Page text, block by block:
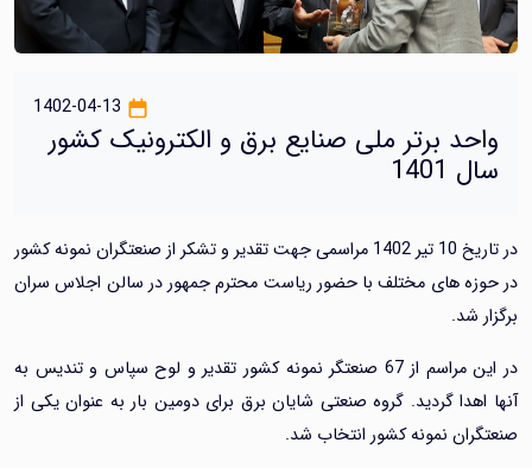
واحد برتر ملی صنایع برق و الکترونیک کشور
سال 1401
در تاریخ 10 تیر 1402 مراسمی جهت تقدیر و تشکر از صنعتگران نمونه کشور
در حوزه های مختلف با حضور ریاست محترم جمهور در سالن اجلاس سران
برگزار شد.
در این مراسم از 67 صنعتگر نمونه کشور تقدیر و لوح سپاس و تندیس به
آنها اهدا گردید. گروه صنعتی شایان برق برای دومین بار به عنوان یکی از
صنعتگران نمونه کشور انتخاب شد.